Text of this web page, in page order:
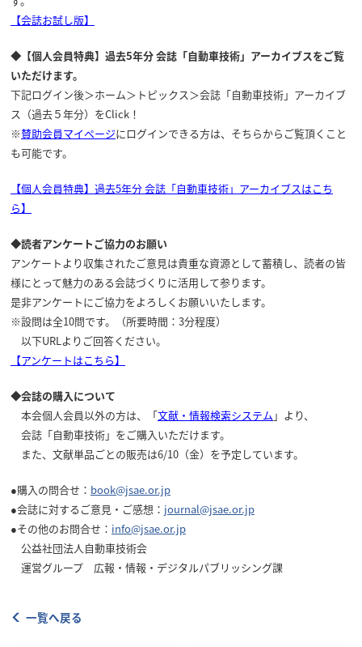
【会誌お試し版】
◆【個人会員特典】過去5年分 会誌「自動車技術」アーカイブスをご覧
いただけます。
下記ログイン後＞ホーム＞トピックス＞会誌「自動車技術」アーカイブ
ス（過去５年分）をClick！
※賛助会員マイページにログインできる方は、そちらからご覧頂くこと
も可能です。
【個人会員特典】過去5年分 会誌「自動車技術」アーカイブスはこち
ら】
◆読者アンケートご協力のお願い
アンケートより収集されたご意見は貴重な資源として蓄積し、読者の皆
様にとって魅力のある会誌づくりに活用して参ります。
是非アンケートにご協力をよろしくお願いいたします。
※設問は全10問です。（所要時間：3分程度）
以下URLよりご回答ください。
【アンケートはこちら】
◆会誌の購入について
本会個人会員以外の方は、「文献・情報検索システム 」より、
会誌「自動車技術」をご購入いただけます。
また、文献単品ごとの販売は6/10（金）を予定しています。
●購入の問合せ： book@jsae.or.jp
●会誌に対するご意見・ご感想： journal@jsae.or.jp
●その他のお問合せ： info@jsae.or.jp
公益社団法人自動車技術会
運営グループ 広報・情報・デジタルパブリッシング課
一覧へ戻る